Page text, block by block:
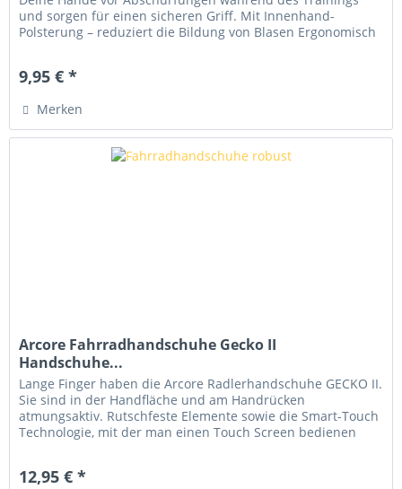
und sorgen für einen sicheren Griff. Mit Innenhand-
Polsterung – reduziert die Bildung von Blasen Ergonomisch
9,95 € *
Merken
Arcore Fahrradhandschuhe Gecko II
Handschuhe...
Lange Finger haben die Arcore Radlerhandschuhe GECKO II.
Sie sind in der Handfläche und am Handrücken
atmungsaktiv. Rutschfeste Elemente sowie die Smart-Touch
Technologie, mit der man einen Touch Screen bedienen
12,95 € *